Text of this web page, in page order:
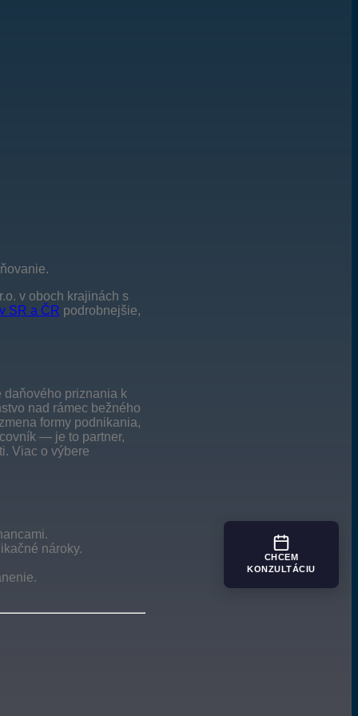
v oboch krajinách s
SR a ČR podrobnejšie,
daňového priznania k
nad rámec bežného
formy podnikania,
— je to partner,
Viac o výbere
nároky.
CHCEM
KONZULTÁCIU